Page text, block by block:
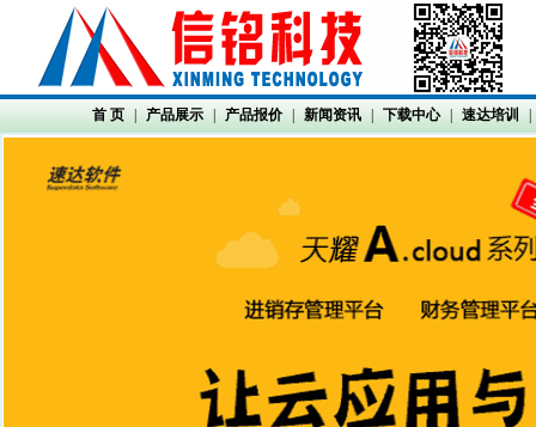
首 页 产品展示 产品报价 新闻资讯 下载中心 速达培训